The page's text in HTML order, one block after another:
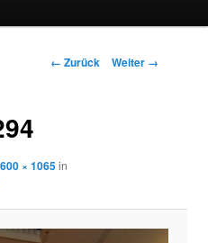
Bilder-
← Zurück Weiter →
600 × 1065in